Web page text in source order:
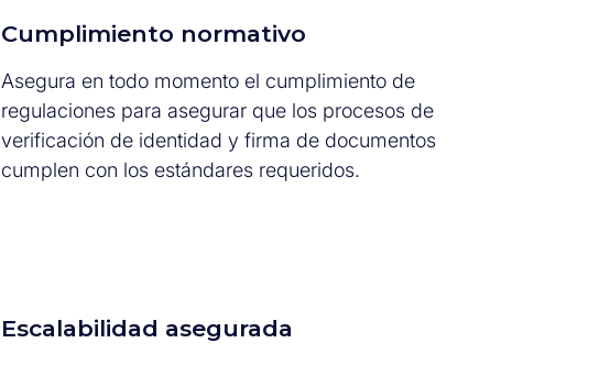
Cumplimiento normativo
Asegura en todo momento el cumplimiento de
regulaciones para asegurar que los procesos de
verificación de identidad y firma de documentos
cumplen con los estándares requeridos.
Escalabilidad asegurada